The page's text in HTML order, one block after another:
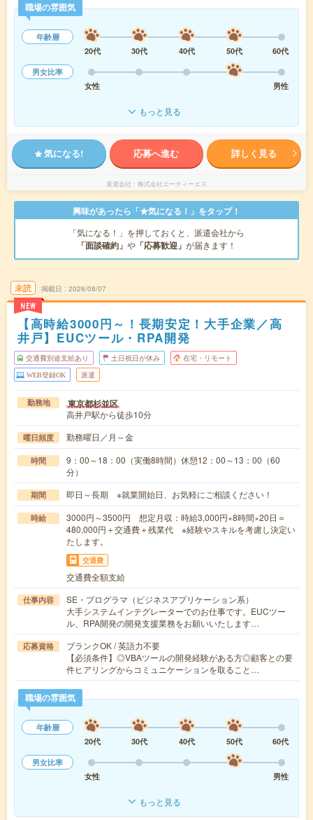
職場の雰囲気
年齢層
20代
30代 40代 50代
60代
男女比率
女性
男性
もっと見る
気になる! 応募へ進む 詳しく見る
派遣会社 株式会社エーティーエス
興味があったら「★気になる！」をタップ！
「気になる！」を押しておくと、派遣会社から
「面談確約」 や 「応募歓迎」 が届きます！
未読
NEW
掲載日 2026/08/07
【高時給3000円～！長期安定！大手企業／高
井戸】EUCツール・RPA開発
交通費別途支給あり 土日祝日が休み 在宅・リモート
WEB登録OK 派遣
勤務地 東京都杉並区
高井戸駅から徒歩10分
曜日頻度 勤務曜日／月～金
時間
9：00～18：00（実働8時間）休憩12：00～13：00（60
分）
期間 即日～長期 ※就業開始日、お気軽にご相談ください！
時給
3000円～3500円 想定月収：時給3,000円×8時間×20日＝
480,000円＋交通費＋残業代 ※経験やスキルを考慮し決定い
たします。
交通費
交通費全額支給
仕事内容
SE・プログラマ（ビジネスアプリケーション系）
大手システムインテグレーターでのお仕事です。EUCツー
ル、RPA開発の開発支援業務をお願いいたします…
応募資格
ブランクOK / 英語力不要
【必須条件】◎VBAツールの開発経験がある方◎顧客との要
件ヒアリングからコミュニケーションを取ること…
職場の雰囲気
年齢層
20代
30代 40代 50代
60代
男女比率
女性
男性
もっと見る